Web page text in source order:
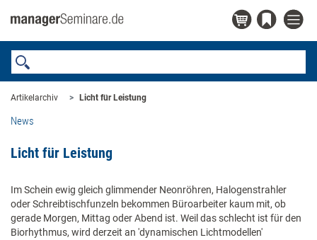
Artikelarchiv Licht für Leistung
News
Licht für Leistung
Im Schein ewig gleich glimmender Neonröhren, Halogenstrahler
oder Schreibtischfunzeln bekommen Büroarbeiter kaum mit, ob
gerade Morgen, Mittag oder Abend ist. Weil das schlecht ist für den
Biorhythmus, wird derzeit an 'dynamischen Lichtmodellen'